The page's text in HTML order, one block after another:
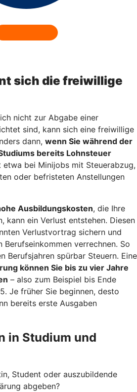
sich die freiwillige
nicht zur Abgabe einer
sind, kann sich eine freiwillige
dann, wenn Sie während der
bereits Lohnsteuer
etwa bei Minijobs mit Steuerabzug,
oder befristeten Anstellungen
Ausbildungskosten, die Ihre
kann ein Verlust entstehen. Diesen
Verlustvortrag sichern und
Berufseinkommen verrechnen. So
Berufsjahren spürbar Steuern. Eine
können Sie bis zu vier Jahre
– also zum Beispiel bis Ende
Je früher Sie beginnen, desto
bereits erste Ausgaben
in Studium und
Student oder auszubildende
abgeben?